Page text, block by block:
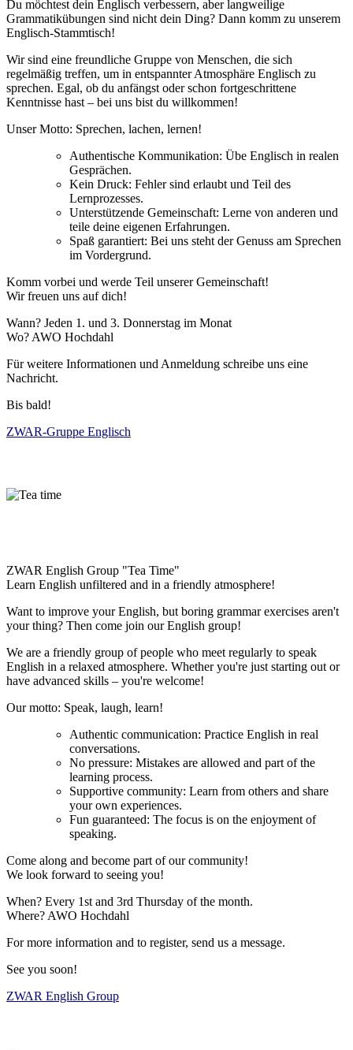
Du möchtest dein Englisch verbessern, aber langweilige
Grammatikübungen sind nicht dein Ding? Dann komm zu unserem
Englisch-Stammtisch!
Wir sind eine freundliche Gruppe von Menschen, die sich
regelmäßig treffen, um in entspannter Atmosphäre Englisch zu
sprechen. Egal, ob du anfängst oder schon fortgeschrittene
Kenntnisse hast – bei uns bist du willkommen!
Unser Motto: Sprechen, lachen, lernen!
Authentische Kommunikation: Übe Englisch in realen
Gesprächen.
Kein Druck: Fehler sind erlaubt und Teil des
Lernprozesses.
Unterstützende Gemeinschaft: Lerne von anderen und
teile deine eigenen Erfahrungen.
Spaß garantiert: Bei uns steht der Genuss am Sprechen
im Vordergrund.
Komm vorbei und werde Teil unserer Gemeinschaft!
Wir freuen uns auf dich!
Wann? Jeden 1. und 3. Donnerstag im Monat
Wo? AWO Hochdahl
Für weitere Informationen und Anmeldung schreibe uns eine
Nachricht.
Bis bald!
ZWAR-Gruppe Englisch
ZWAR English Group "Tea Time"
Learn English unfiltered and in a friendly atmosphere!
Want to improve your English, but boring grammar exercises aren't
your thing? Then come join our English group!
We are a friendly group of people who meet regularly to speak
English in a relaxed atmosphere. Whether you're just starting out or
have advanced skills – you're welcome!
Our motto: Speak, laugh, learn!
Authentic communication: Practice English in real
conversations.
No pressure: Mistakes are allowed and part of the
learning process.
Supportive community: Learn from others and share
your own experiences.
Fun guaranteed: The focus is on the enjoyment of
speaking.
Come along and become part of our community!
We look forward to seeing you!
When? Every 1st and 3rd Thursday of the month.
Where? AWO Hochdahl
For more information and to register, send us a message.
See you soon!
ZWAR English Group